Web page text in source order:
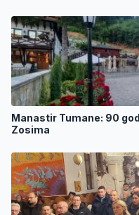
Manastir Tumane: 90
Zosima